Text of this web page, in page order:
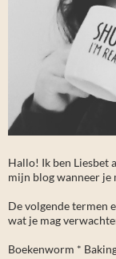
Hallo! Ik ben Liesbet
mijn blog wanneer je
De volgende termen
wat je mag
Boekenworm *